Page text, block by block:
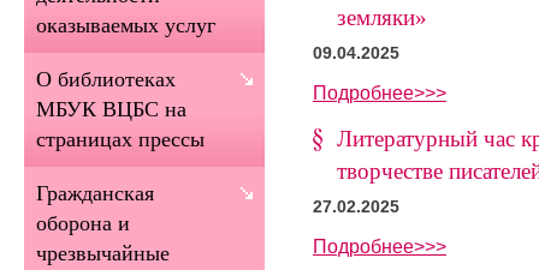
земляки»
09.04.2025
Подробнее>>>
Литературный час
творчестве
27.02.2025
Подробнее>>>
оказываемых услуг
О библиотеках
МБУК ВЦБС на
страницах прессы
Гражданская
оборона и
чрезвычайные